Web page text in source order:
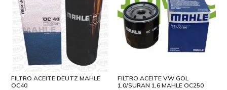
FILTRO ACEITE DEUTZ MAHLE
OC40
FILTRO ACEITE VW GOL
1,0/SURAN 1,6 MAHLE OC250